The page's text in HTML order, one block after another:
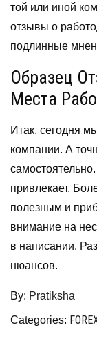
той или иной
отзывы о
подлинные
Образец
Места
Итак, сегодня
компании. А
привлекает.
полезным и
внимание на
в написании.
нюансов.
By: Pratiksha
Categories: